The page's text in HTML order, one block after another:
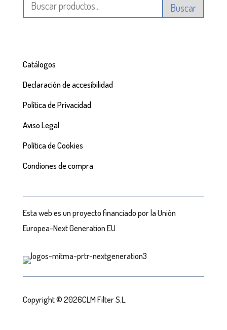
Buscar
Catálogos
Declaración de accesibilidad
Política de Privacidad
Aviso Legal
Política de Cookies
Condiones de compra
Esta web es un proyecto financiado por la Unión
Europea-Next Generation EU
Copyright © 2026CLM Filter S.L.